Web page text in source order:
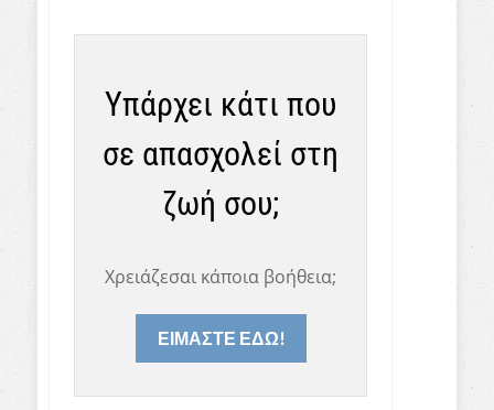
Υπάρχει κάτι που
σε απασχολεί στη
ζωή σου;
Χρειάζεσαι κάποια βοήθεια;
ΕΙΜΑΣΤΕ ΕΔΩ!